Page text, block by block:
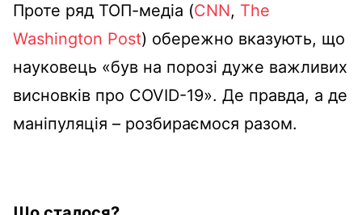
Проте ряд ТОП-медіа (CNN, The
Washington Post) обережно вказують, що
науковець «був на порозі дуже важливих
висновків про COVID-19». Де правда, а де
маніпуляція – розбираємося разом.